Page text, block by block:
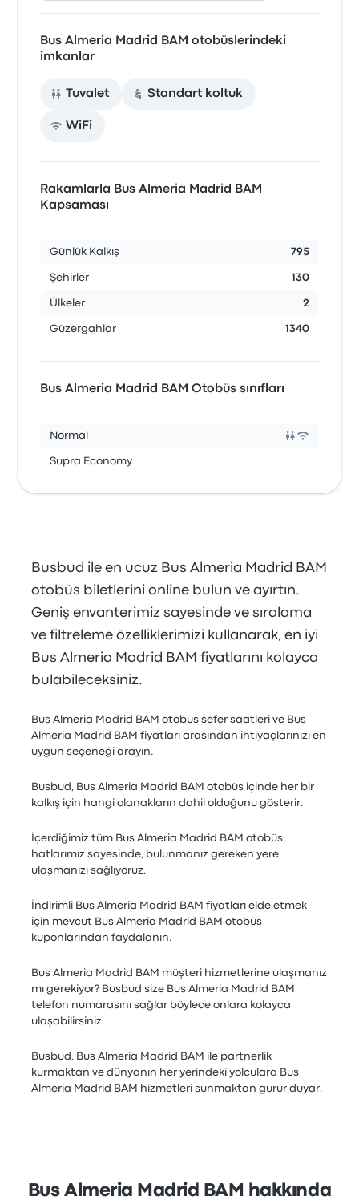
Bus Almeria Madrid BAM otobüslerindeki
imkanlar
Tuvalet Standart koltuk
WiFi
Rakamlarla Bus Almeria Madrid BAM
Kapsaması
Günlük Kalkış 795
Şehirler 130
Ülkeler 2
Güzergahlar 1340
Bus Almeria Madrid BAM Otobüs sınıfları
Normal
Supra Economy
Busbud ile en ucuz Bus Almeria Madrid BAM
otobüs biletlerini online bulun ve ayırtın.
Geniş envanterimiz sayesinde ve sıralama
ve filtreleme özelliklerimizi kullanarak, en iyi
Bus Almeria Madrid BAM fiyatlarını kolayca
bulabileceksiniz.
Bus Almeria Madrid BAM otobüs sefer saatleri ve Bus
Almeria Madrid BAM fiyatları arasından ihtiyaçlarınızı en
uygun seçeneği arayın.
Busbud, Bus Almeria Madrid BAM otobüs içinde her bir
kalkış için hangi olanakların dahil olduğunu gösterir.
İçerdiğimiz tüm Bus Almeria Madrid BAM otobüs
hatlarımız sayesinde, bulunmanız gereken yere
ulaşmanızı sağlıyoruz.
İndirimli Bus Almeria Madrid BAM fiyatları elde etmek
için mevcut Bus Almeria Madrid BAM otobüs
kuponlarından faydalanın.
Bus Almeria Madrid BAM müşteri hizmetlerine ulaşmanız
mı gerekiyor? Busbud size Bus Almeria Madrid BAM
telefon numarasını sağlar böylece onlara kolayca
ulaşabilirsiniz.
Busbud, Bus Almeria Madrid BAM ile partnerlik
kurmaktan ve dünyanın her yerindeki yolculara Bus
Almeria Madrid BAM hizmetleri sunmaktan gurur duyar.
Bus Almeria Madrid BAM hakkında